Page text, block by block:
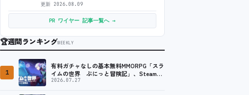
更新 2026.08.09
PR ワイヤー 記事一覧へ →
🏆週間ランキングWEEKLY
1
有料ガチャなしの基本無料MMORPG「スラ
イムの世界 ぷにっと冒険記」、Steam向
けの無料体験版が8月末に配信決定
2026.07.27